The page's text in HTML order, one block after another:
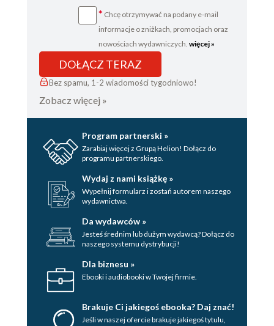
* Chcę otrzymywać na podany e-mail
informacje o zniżkach, promocjach oraz
nowościach wydawniczych. więcej »
DOŁĄCZ TERAZ
Bez spamu, 1-2 wiadomości tygodniowo!
Zobacz więcej »
Program partnerski »
Zarabiaj więcej z Grupą Helion! Dołącz do
programu partnerskiego.
Wydaj z nami książkę »
Wypełnij formularz i zostań autorem naszego
wydawnictwa.
Da wydawców »
Jesteś średnim lub dużym wydawcą? Dołącz do
naszego systemu dystrybucji!
Dla biznesu »
Ebooki i audiobooki w Twojej firmie.
Brakuje Ci jakiegoś ebooka? Daj znać!
Jeśli w naszej ofercie brakuje jakiegoś tytulu,